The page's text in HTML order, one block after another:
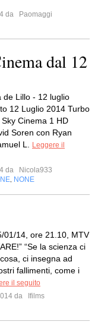
da
Paomaggi
dal 12
de Lillo - 12 luglio
12 Luglio 2014 Turbo
Cinema 1 HD
Soren con Ryan
L.
Leggere il
da
Nicola933
NONE
01/14, ore 21.10, MTV
“Se la scienza ci
ci insegna ad
fallimenti, come i
il seguito
da
Ifilms